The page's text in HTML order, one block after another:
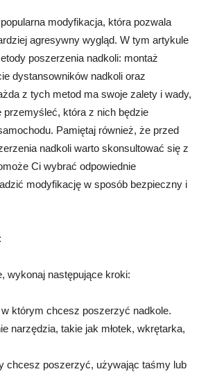
modyfikacja, która pozwala
agresywny wygląd. W tym artykule
poszerzenia nadkoli: montaż
dystansowników nadkoli oraz
z tych metod ma swoje zalety i wady,
przemyśleć, która z nich będzie
Pamiętaj również, że przed
nadkoli warto skonsultować się z
Ci wybrać odpowiednie
modyfikację w sposób bezpieczny i
wykonaj następujące kroki:
którym chcesz poszerzyć nadkole.
narzędzia, takie jak młotek, wkrętarka,
chcesz poszerzyć, używając taśmy lub